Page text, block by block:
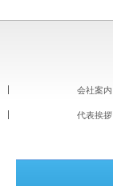
会社案内
代表挨拶